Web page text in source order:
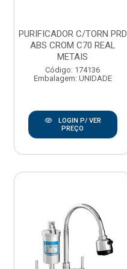
PURIFICADOR C/TORN PRD
ABS CROM C70 REAL
METAIS
Código: 174136
Embalagem: UNIDADE
LOGIN P/ VER
PREÇO